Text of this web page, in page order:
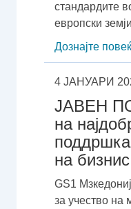
стандардите
европски
Дознајте
4 ЈАНУАРИ
ЈАВЕН
на
на бизнис
GS1
за учество на